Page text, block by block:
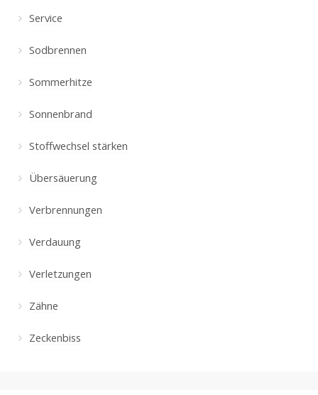
Service
Sodbrennen
Sommerhitze
Sonnenbrand
Stoffwechsel stärken
Übersäuerung
Verbrennungen
Verdauung
Verletzungen
Zähne
Zeckenbiss